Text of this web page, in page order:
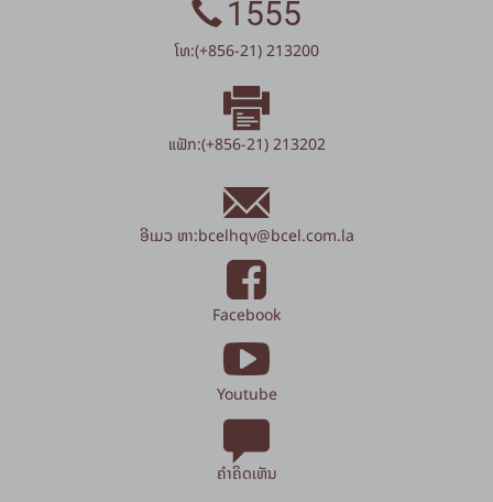
1555
ໂທ:(+856-21) 213200
ແຟັກ:(+856-21) 213202
ອີເມວ ຫາ:bcelhqv@bcel.com.la
Facebook
Youtube
ຄຳຄິດເຫັນ